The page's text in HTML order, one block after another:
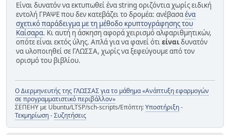
Είναι δυνατόν να εκτυπωθεί ένα string οριζόντια χωρίς ειδική
εντολή ΓΡΑΨΕ που δεν κατεβάζει το δρομέα: ανέβασαένα
σχετικό παράδειγμα με τη μέθοδο κρυπτογράφησης του
Καίσαρα. Κι αυτή η άσκηση αφορά χειρισμό αλφαριθμητικών,
οπότε είναι εκτός ύλης. Απλά για να φανεί ότιείναιδυνατόν
να υλοποιηθεί σε ΓΛΩΣΣΑ, χωρίς να ξεφεύγουμε από τον
ορισμό του βιβλίου.
Ο Διερμηνευτής της ΓΛΩΣΣΑΣ για το μάθημα «Ανάπτυξη εφαρμογών
σε προγραμματιστικό περιβάλλον»
ΣΕΠΕΗΥ με Ubuntu/LTSP/sch-scripts/Επόπτη:Υποστήριξη-
Τεκμηρίωση-Συζητήσεις